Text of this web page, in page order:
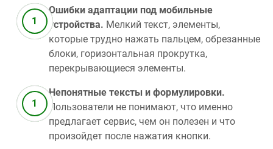
Ошибки адаптации под мобильные
устройства. Мелкий текст, элементы,
которые трудно нажать пальцем, обрезанные
блоки, горизонтальная прокрутка,
перекрывающиеся элементы.
Непонятные тексты и формулировки.
Пользователи не понимают, что именно
предлагает сервис, чем он полезен и что
произойдет после нажатия кнопки.